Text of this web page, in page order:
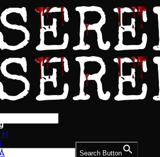
Search Button
H